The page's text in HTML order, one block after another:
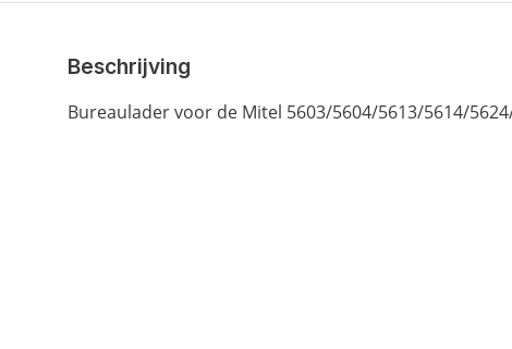
Beschrijving
Bureaulader voor de Mitel 5603/5604/5613/5614/